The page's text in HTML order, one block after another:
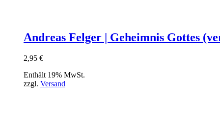
Andreas Felger | Geheimnis Gottes
2,95 €
Enthält 19% MwSt.
zzgl. Versand